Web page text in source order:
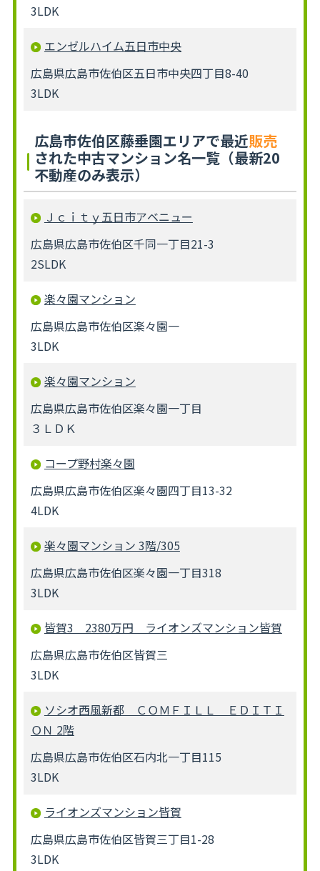
3LDK
エンゼルハイム五日市中央
広島県広島市佐伯区五日市中央四丁目8-40
3LDK
広島市佐伯区藤垂園エリアで最近販売
された中古マンション名一覧（最新20
不動産のみ表示）
Ｊｃｉｔｙ五日市アベニュー
広島県広島市佐伯区千同一丁目21-3
2SLDK
楽々園マンション
広島県広島市佐伯区楽々園一
3LDK
楽々園マンション
広島県広島市佐伯区楽々園一丁目
３ＬＤＫ
コープ野村楽々園
広島県広島市佐伯区楽々園四丁目13-32
4LDK
楽々園マンション 3階/305
広島県広島市佐伯区楽々園一丁目318
3LDK
皆賀3 2380万円 ライオンズマンション皆賀
広島県広島市佐伯区皆賀三
3LDK
ソシオ西風新都 ＣＯＭＦＩＬＬ ＥＤＩＴＩ
ＯＮ 2階
広島県広島市佐伯区石内北一丁目115
3LDK
ライオンズマンション皆賀
広島県広島市佐伯区皆賀三丁目1-28
3LDK